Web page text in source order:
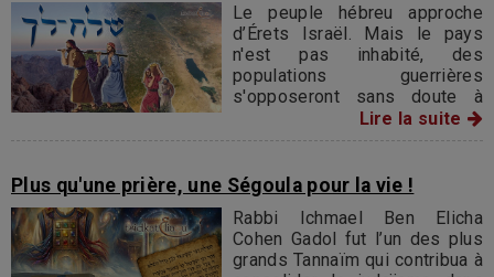
Le peuple hébreu approche
d’Érets Israël. Mais le pays
n'est pas inhabité, des
populations guerrières
s'opposeront sans doute à
l'entrée de la nation en Terre
Promise. D. ordonne alors à
un responsable par tribu pour
aller explorer le pays et
préparer l'invasion.
Lire la suite
Plus qu'une prière, une Ségoula pour la vie !
Rabbi Ichmael Ben Elicha
Cohen Gadol fut l’un des plus
grands Tannaïm qui contribua à